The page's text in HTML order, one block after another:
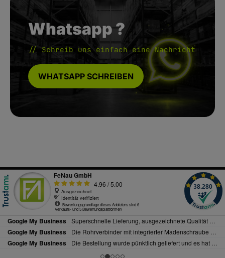
Whatsapp ?
// Schreib uns einfach eine Nachricht
WHATSAPP SCHREIBEN